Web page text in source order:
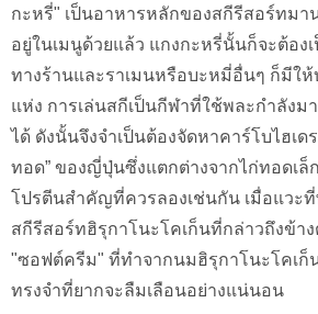
กะหรี่" เป็นอาหารหลักของสกีรีสอร์ทมา
อยู่ในเมนูด้วยแล้ว แกงกะหรี่นั้นก็จะต้อง
ทางร้านและราเมนหรือบะหมี่อื่นๆ ก็มีใ
แห่ง การเล่นสกีเป็นกีฬาที่ใช้พละกำลังม
ได้ ดังนั้นจึงจำเป็นต้องจัดหาคาร์โบไฮเด
ทอด” ของญี่ปุ่นซึ่งแตกต่างจากไก่ทอดเล็
โปรตีนสำคัญที่ควรลองเช่นกัน เมื่อแวะ
สกีรีสอร์ทฮิรุกาโนะโคเก็นที่กล่าวถึงข้า
"ซอฟต์ครีม" ที่ทำจากนมฮิรุกาโนะโคเก็
ทรงจำที่ยากจะลืมเลือนอย่างแน่นอน